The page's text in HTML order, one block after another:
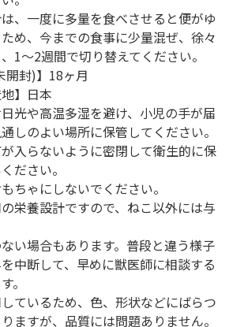
、一度に多量を食べさせると便がゆ
め、今までの食事に少量混ぜ、徐々
1～2週間で切り替えてください。
開封)】18ヶ月
】日本
日光や高温多湿を避け、小児の手が届
しのよい場所に保管してください。
入らないように密閉して衛生的に保
ださい。
ちゃにしないでください。
の栄養設計ですので、ねこ以外には与
い場合もあります。普段と違う様子
中断して、早めに獣医師に相談する
。
ているため、色、形状などにばらつ
ますが、品質には問題ありません。